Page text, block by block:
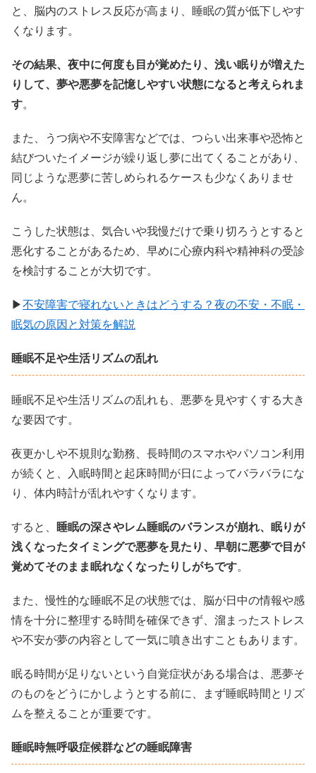
と、脳内のストレス反応が高まり、睡眠の質が低下しやす
くなります。
その結果、夜中に何度も目が覚めたり、浅い眠りが増えた
りして、夢や悪夢を記憶しやすい状態になると考えられま
す。
また、うつ病や不安障害などでは、つらい出来事や恐怖と
結びついたイメージが繰り返し夢に出てくることがあり、
同じような悪夢に苦しめられるケースも少なくありませ
ん。
こうした状態は、気合いや我慢だけで乗り切ろうとすると
悪化することがあるため、早めに心療内科や精神科の受診
を検討することが大切です。
▶不安障害で寝れないときはどうする？夜の不安・不眠・
眠気の原因と対策を解説
睡眠不足や生活リズムの乱れ
睡眠不足や生活リズムの乱れも、悪夢を見やすくする大き
な要因です。
夜更かしや不規則な勤務、長時間のスマホやパソコン利用
が続くと、入眠時間と起床時間が日によってバラバラにな
り、体内時計が乱れやすくなります。
すると、 睡眠の深さやレム睡眠のバランスが崩れ、眠りが
浅くなったタイミングで悪夢を見たり、早朝に悪夢で目が
覚めてそのまま眠れなくなったりしがちです。
また、慢性的な睡眠不足の状態では、脳が日中の情報や感
情を十分に整理する時間を確保できず、溜まったストレス
や不安が夢の内容として一気に噴き出すこともあります。
眠る時間が足りないという自覚症状がある場合は、悪夢そ
のものをどうにかしようとする前に、まず睡眠時間とリズ
ムを整えることが重要です。
睡眠時無呼吸症候群などの睡眠障害